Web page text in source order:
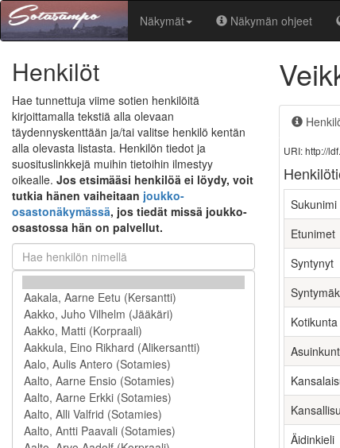
Näkymät Näkymän ohjeet
Henkilöt
Hae tunnettuja viime sotien henkilöitä
kirjoittamalla tekstiä alla olevaan
täydennyskenttään ja/tai valitse henkilö kentän
alla olevasta listasta. Henkilön tiedot ja
suosituslinkkejä muihin tietoihin ilmestyy
oikealle. Jos etsimääsi henkilöä ei löydy, voit
tutkia hänen vaiheitaan joukko-
osastonäkymässä, jos tiedät missä joukko-
osastossa hän on palvellut.
URI: http://
Sukunimi
Etunimet
Syntynyt
Kotikunta
Äidinkieli